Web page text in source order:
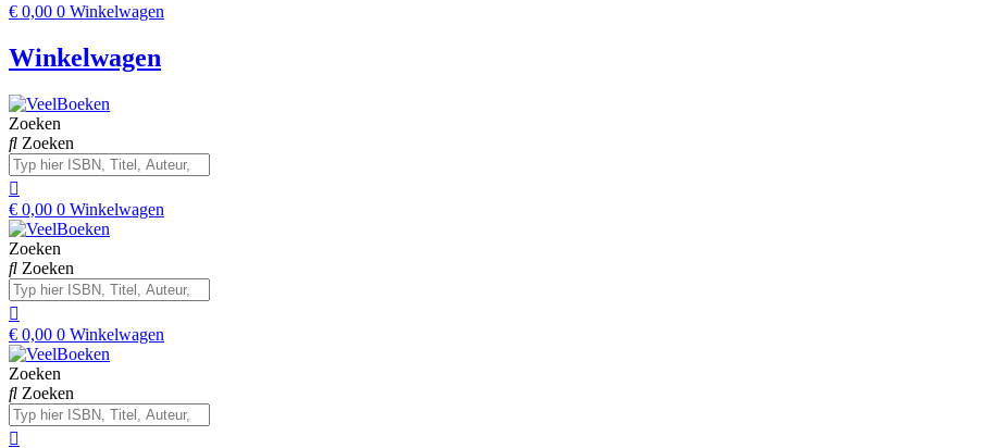
€ 0,00 0 Winkelwagen
Winkelwagen
Zoeken
Zoeken
€ 0,00 0 Winkelwagen
Zoeken
Zoeken
€ 0,00 0 Winkelwagen
Zoeken
Zoeken